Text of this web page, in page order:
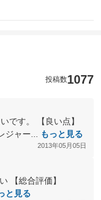
投稿数1077
です。 【良い点】
ジャー...
もっと見る
2013年05月05日
【総合評価】
と見る